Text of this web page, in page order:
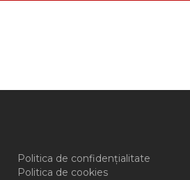
Politica de confidențialitate
Politica de cookies